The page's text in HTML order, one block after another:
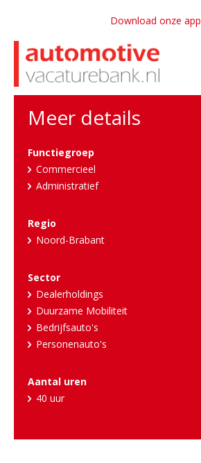
Download onze app
Meer details
Functiegroep
Commercieel
Administratief
Regio
Noord-Brabant
Sector
Dealerholdings
Duurzame Mobiliteit
Bedrijfsauto's
Personenauto's
Aantal uren
40 uur